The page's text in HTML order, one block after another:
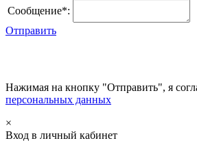
Сообщение*:
Отправить
Нажимая на кнопку "Отправить", я
персональных данных
×
Вход в личный кабинет